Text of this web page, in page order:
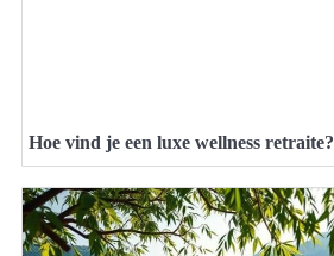
Hoe vind je een luxe wellness retraite?